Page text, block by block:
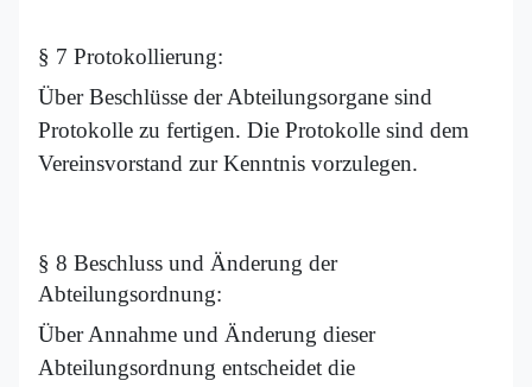
§ 7 Protokollierung:
Über Beschlüsse der Abteilungsorgane sind
Protokolle zu fertigen. Die Protokolle sind dem
Vereinsvorstand zur Kenntnis vorzulegen.
§ 8 Beschluss und Änderung der
Abteilungsordnung:
Über Annahme und Änderung dieser
Abteilungsordnung entscheidet die